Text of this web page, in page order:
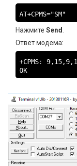
AT+CPMS="SM"
Нажмите Send.
Ответ модема:
+CPMS:
OK